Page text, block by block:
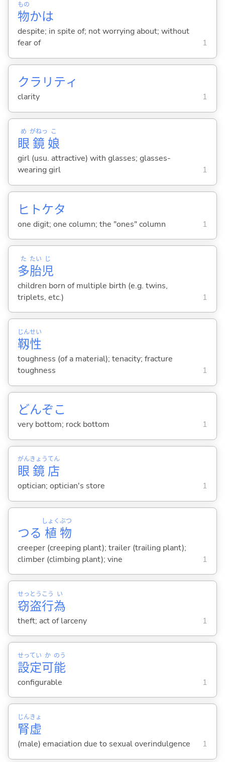
物
もの
かは
despite; in spite of; not worrying about; without
fear of
1
クラリティ
clarity 1
眼
め
鏡
がねっ
娘
こ
girl (usu. attractive) with glasses; glasses-
wearing girl
1
ヒトケタ
one digit; one column; the "ones" column 1
多
た
胎
たい
児
じ
children born of multiple birth (e.g. twins,
triplets, etc.)
1
靱
じん
性
せい
toughness (of a material); tenacity; fracture
toughness
1
どんぞこ
very bottom; rock bottom 1
眼
がん
鏡
きょう
店
てん
optician; optician's store 1
つる 植
しょく
物
ぶつ
creeper (creeping plant); trailer (trailing plant);
climber (climbing plant); vine
1
窃
せっ
盗
とう
行
こう
為
い
theft; act of larceny 1
設
せっ
定
てい
可
か
能
のう
configurable 1
腎
じん
虚
きょ
(male) emaciation due to sexual overindulgence 1